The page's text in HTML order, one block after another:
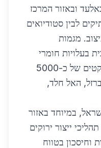
ובאזור המרכז
לבין סטודיואים
מגמות
בעלויות חומרי
הגלם, עם מחיר ממוצע לפרויקטים של כ-5000
האל חלד,
במיוחד באזור
ייצור ירוקים
וחיסכון בטווח